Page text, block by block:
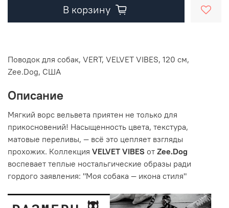
В корзину
Поводок для собак, VERT, VELVET VIBES, 120 см,
Zee.Dog, США
Описание
Мягкий ворс вельвета приятен не только для
прикосновений! Насыщенность цвета, текстура,
матовые переливы, — всё это цепляет взгляды
прохожих. Коллекция VELVET VIBES от Zee.Dog
воспевает теплые ностальгические образы ради
гордого заявления: "Моя собака — икона стиля"